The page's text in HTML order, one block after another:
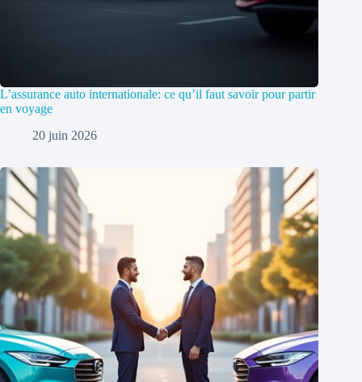
L’assurance auto internationale: ce qu’il faut savoir pour partir
en voyage
20 juin 2026